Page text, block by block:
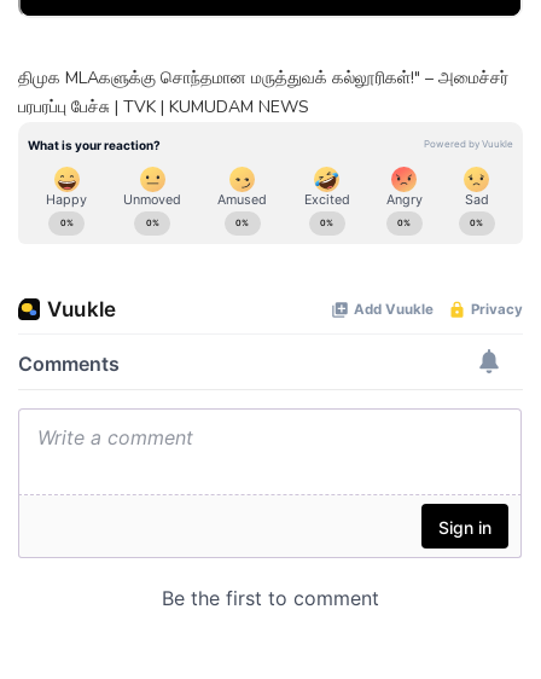
திமுக MLAகளுக்கு சொந்தமான மருத்துவக் கல்லூரிகள்!" – அமைச்சர்
பரபரப்பு பேச்சு | TVK | KUMUDAM NEWS